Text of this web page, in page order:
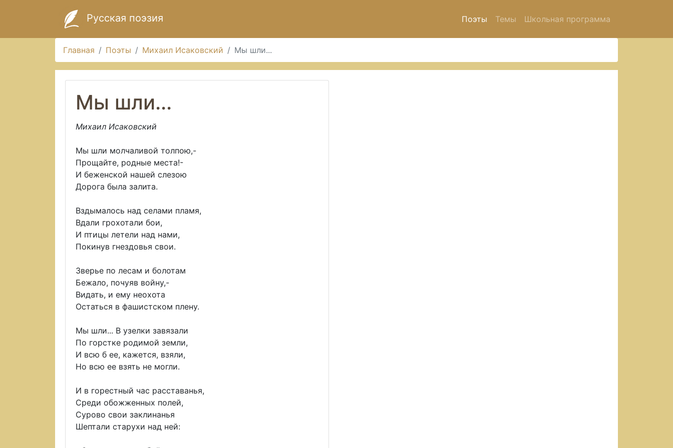
Русская поэзия Поэты Темы Школьная программа
Главная Поэты Михаил Исаковский Мы шли...
Мы шли...
Михаил Исаковский
Мы шли молчаливой толпою,-
Прощайте, родные места!-
И беженской нашей слезою
Дорога была залита.
Вздымалось над селами пламя,
Вдали грохотали бои,
И птицы летели над нами,
Покинув гнездовья свои.
Зверье по лесам и болотам
Бежало, почуяв войну,-
Видать, и ему неохота
Остаться в фашистском плену.
Мы шли... В узелки завязали
По горстке родимой земли,
И всю б ее, кажется, взяли,
Но всю ее взять не могли.
И в горестный час расставанья,
Среди обожженных полей,
Сурово свои заклинанья
Шептали старухи над ней: